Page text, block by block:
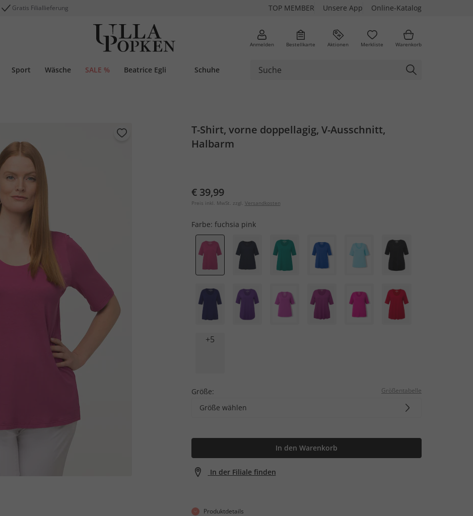
Gratis Filiallieferung TOP MEMBER Unsere App Online-Katalog
Anmelden Bestellkarte Aktionen Merkliste Warenkorb
Sport Wäsche SALE % Beatrice Egli Schuhe
T-Shirt, vorne doppellagig, V-Ausschnitt,
Halbarm
€ 39,99
Preis inkl. MwSt. zzgl. Versandkosten
Farbe: fuchsia pink
+5
Größe: Größentabelle
Größe wählen
In den Warenkorb
In der Filiale finden
Produktdetails